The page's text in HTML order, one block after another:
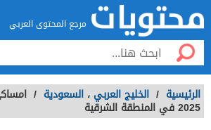
مرجع المحتوى العربي
الرئيسية / الخليج العربي ، السعودية /
2025 في المنطقة الشرقية